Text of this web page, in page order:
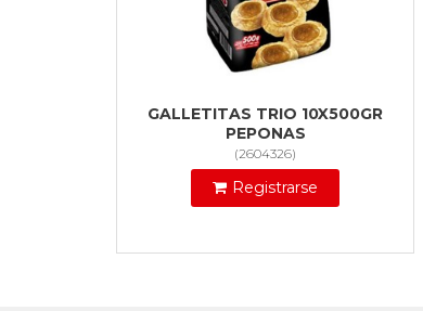
GALLETITAS TRIO 10X500GR
PEPONAS
(2604326)
Registrarse